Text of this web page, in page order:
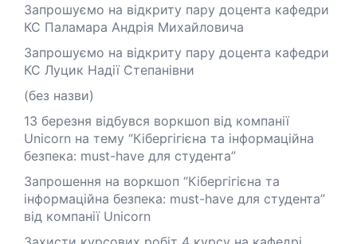
Запрошуємо на відкриту пару доцента кафедри
КС Паламара Андрія Михайловича
Запрошуємо на відкриту пару доцента кафедри
КС Луцик Надії Степанівни
(без назви)
13 березня відбувся воркшоп від компанії
Unicorn на тему “Кібергігієна та інформаційна
безпека: must-have для студента”
Запрошення на воркшоп “Кібергігієна та
інформаційна безпека: must-have для студента”
від компанії Unicorn